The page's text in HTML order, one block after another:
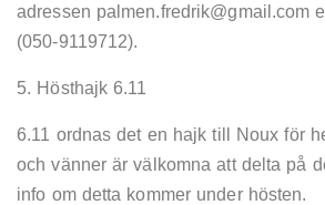
adressen palmen.fredrik@gmail.com
(050-9119712).
5. Hösthajk 6.11
6.11 ordnas det en hajk till Noux för
och vänner är välkomna att delta på
info om detta kommer under hösten.